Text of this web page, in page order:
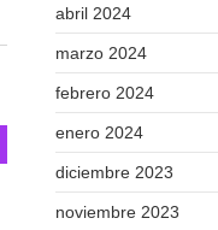
abril 2024
marzo 2024
febrero 2024
enero 2024
diciembre 2023
noviembre 2023